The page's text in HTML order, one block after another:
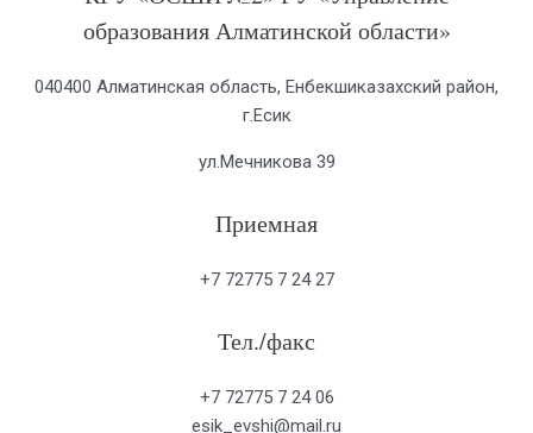
образования Алматинской области»
040400 Алматинская область, Енбекшиказахский район,
г.Есик
ул.Мечникова 39
Приемная
+7 72775 7 24 27
Тел./факс
+7 72775 7 24 06
esik_evshi@mail.ru